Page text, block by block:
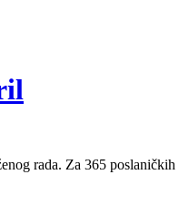
rada. Za 365 poslaničkih